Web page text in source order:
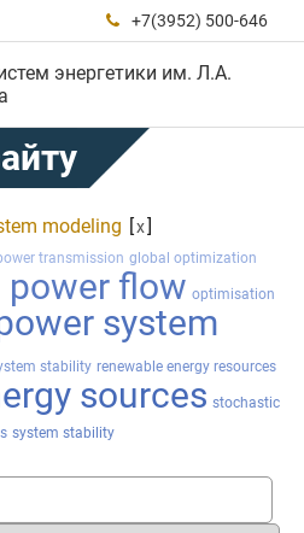
 +7(3952) 500-646
энергетики им. Л.А.
modeling [x]
transmission global optimization
flow optimisation
system
stability renewable energy resources
sources stochastic
system stability